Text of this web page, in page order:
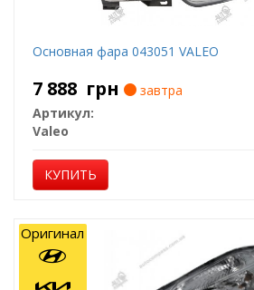
Основная фара 043051 VALEO
7 888 грн
завтра
Артикул:
Valeo
КУПИТЬ
Оригинал